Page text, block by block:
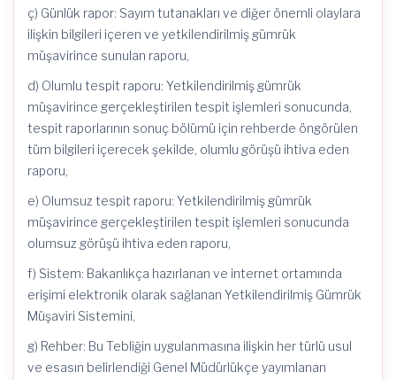
ç) Günlük rapor: Sayım tutanakları ve diğer önemli olaylara
ilişkin bilgileri içeren ve yetkilendirilmiş gümrük
müşavirince sunulan raporu,
d) Olumlu tespit raporu: Yetkilendirilmiş gümrük
müşavirince gerçekleştirilen tespit işlemleri sonucunda,
tespit raporlarının sonuç bölümü için rehberde öngörülen
tüm bilgileri içerecek şekilde, olumlu görüşü ihtiva eden
raporu,
e) Olumsuz tespit raporu: Yetkilendirilmiş gümrük
müşavirince gerçekleştirilen tespit işlemleri sonucunda
olumsuz görüşü ihtiva eden raporu,
f) Sistem: Bakanlıkça hazırlanan ve internet ortamında
erişimi elektronik olarak sağlanan Yetkilendirilmiş Gümrük
Müşaviri Sistemini,
g) Rehber: Bu Tebliğin uygulanmasına ilişkin her türlü usul
ve esasın belirlendiği Genel Müdürlükçe yayımlanan